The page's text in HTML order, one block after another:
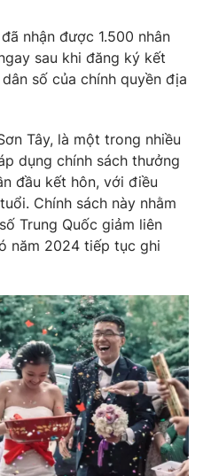
nhận được 1.500 nhân
sau khi đăng ký kết
số của chính quyền địa
Tây, là một trong nhiều
dụng chính sách thưởng
đầu kết hôn, với điều
Chính sách này nhằm
Trung Quốc giảm liên
năm 2024 tiếp tục ghi